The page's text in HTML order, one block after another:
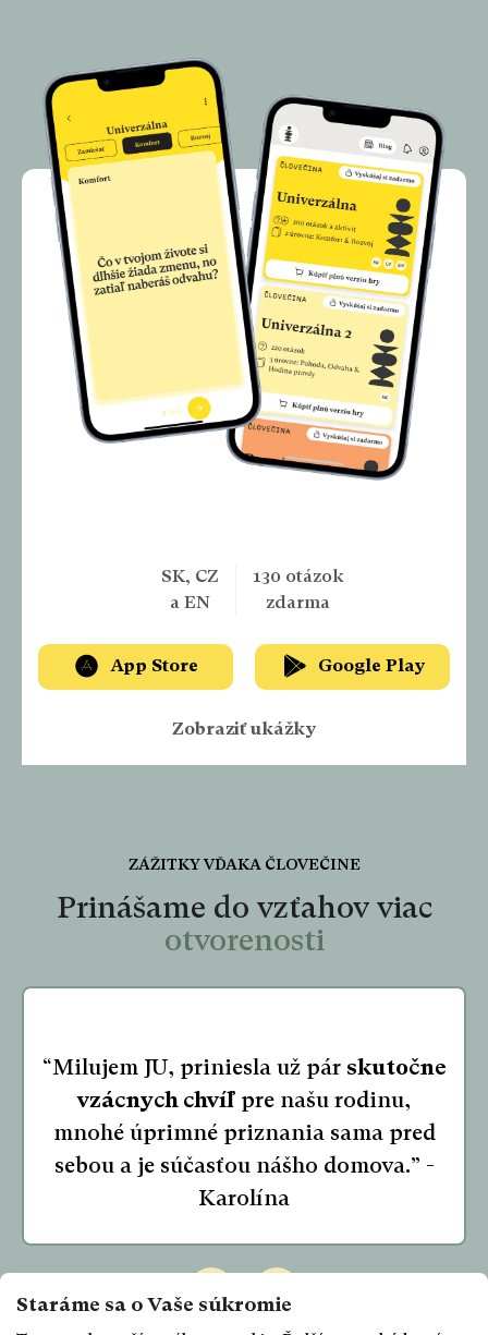
SK, CZ
a EN
130 otázok
zdarma
App Store Google Play
Zobraziť ukážky
ZÁŽITKY VĎAKA ČLOVEČINE
Prinášame do vzťahov viac
otvorenosti
“Milujem JU, priniesla už pár skutočne
vzácnych chvíľ pre našu rodinu,
mnohé úprimné priznania sama pred
sebou a je súčasťou nášho domova.” -
Karolína